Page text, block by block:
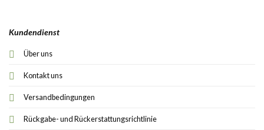
Kundendienst
Über uns
Kontakt uns
Versandbedingungen
Rückgabe- und Rückerstattungsrichtlinie